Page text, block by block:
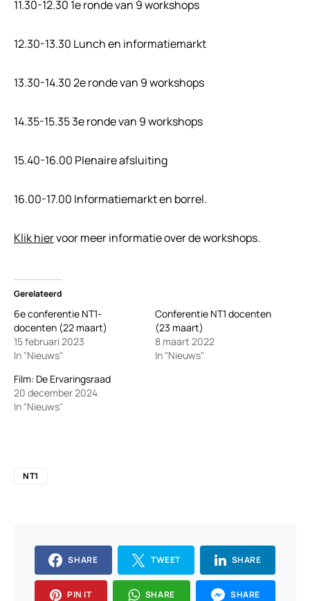
11.30-12.30 1e ronde van 9 workshops
12.30-13.30 Lunch en informatiemarkt
13.30-14.30 2e ronde van 9 workshops
14.35-15.35 3e ronde van 9 workshops
15.40-16.00 Plenaire afsluiting
16.00-17.00 Informatiemarkt en borrel.
Klik hiervoor meer informatie over de workshops.
Gerelateerd
6e conferentie NT1-
docenten (22 maart)
15 februari 2023
In "Nieuws"
Conferentie NT1 docenten
(23 maart)
8 maart 2022
In "Nieuws"
Film: De Ervaringsraad
20 december 2024
In "Nieuws"
NT1
SHARE TWEET SHARE
PIN IT SHARE SHARE